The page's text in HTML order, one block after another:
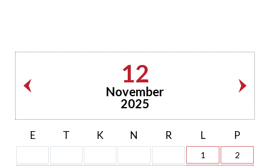
12
November
2025
E T K N R L P
1
2